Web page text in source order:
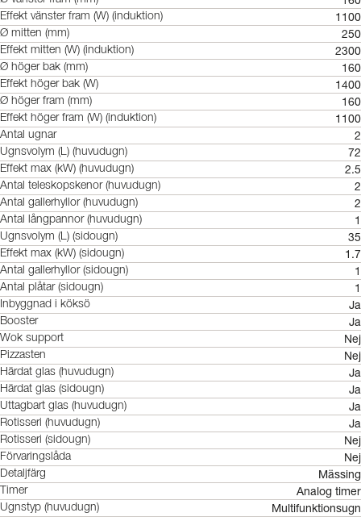
Effekt vänster fram (W) (induktion) 1100
Ø mitten (mm) 250
Effekt mitten (W) (induktion) 2300
Ø höger bak (mm) 160
Effekt höger bak (W) 1400
Ø höger fram (mm) 160
Effekt höger fram (W) (induktion) 1100
Antal ugnar 2
Ugnsvolym (L) (huvudugn) 72
Effekt max (kW) (huvudugn) 2.5
Antal teleskopskenor (huvudugn) 2
Antal gallerhyllor (huvudugn) 2
Antal långpannor (huvudugn) 1
Ugnsvolym (L) (sidougn) 35
Effekt max (kW) (sidougn) 1.7
Antal gallerhyllor (sidougn) 1
Antal plåtar (sidougn) 1
Inbyggnad i köksö Ja
Booster Ja
Wok support Nej
Pizzasten Nej
Härdat glas (huvudugn) Ja
Härdat glas (sidougn) Ja
Uttagbart glas (huvudugn) Ja
Rotisseri (huvudugn) Ja
Rotisseri (sidougn) Nej
Förvaringslåda Nej
Detaljfärg Mässing
Timer Analog timer
Ugnstyp (huvudugn) Multifunktionsugn